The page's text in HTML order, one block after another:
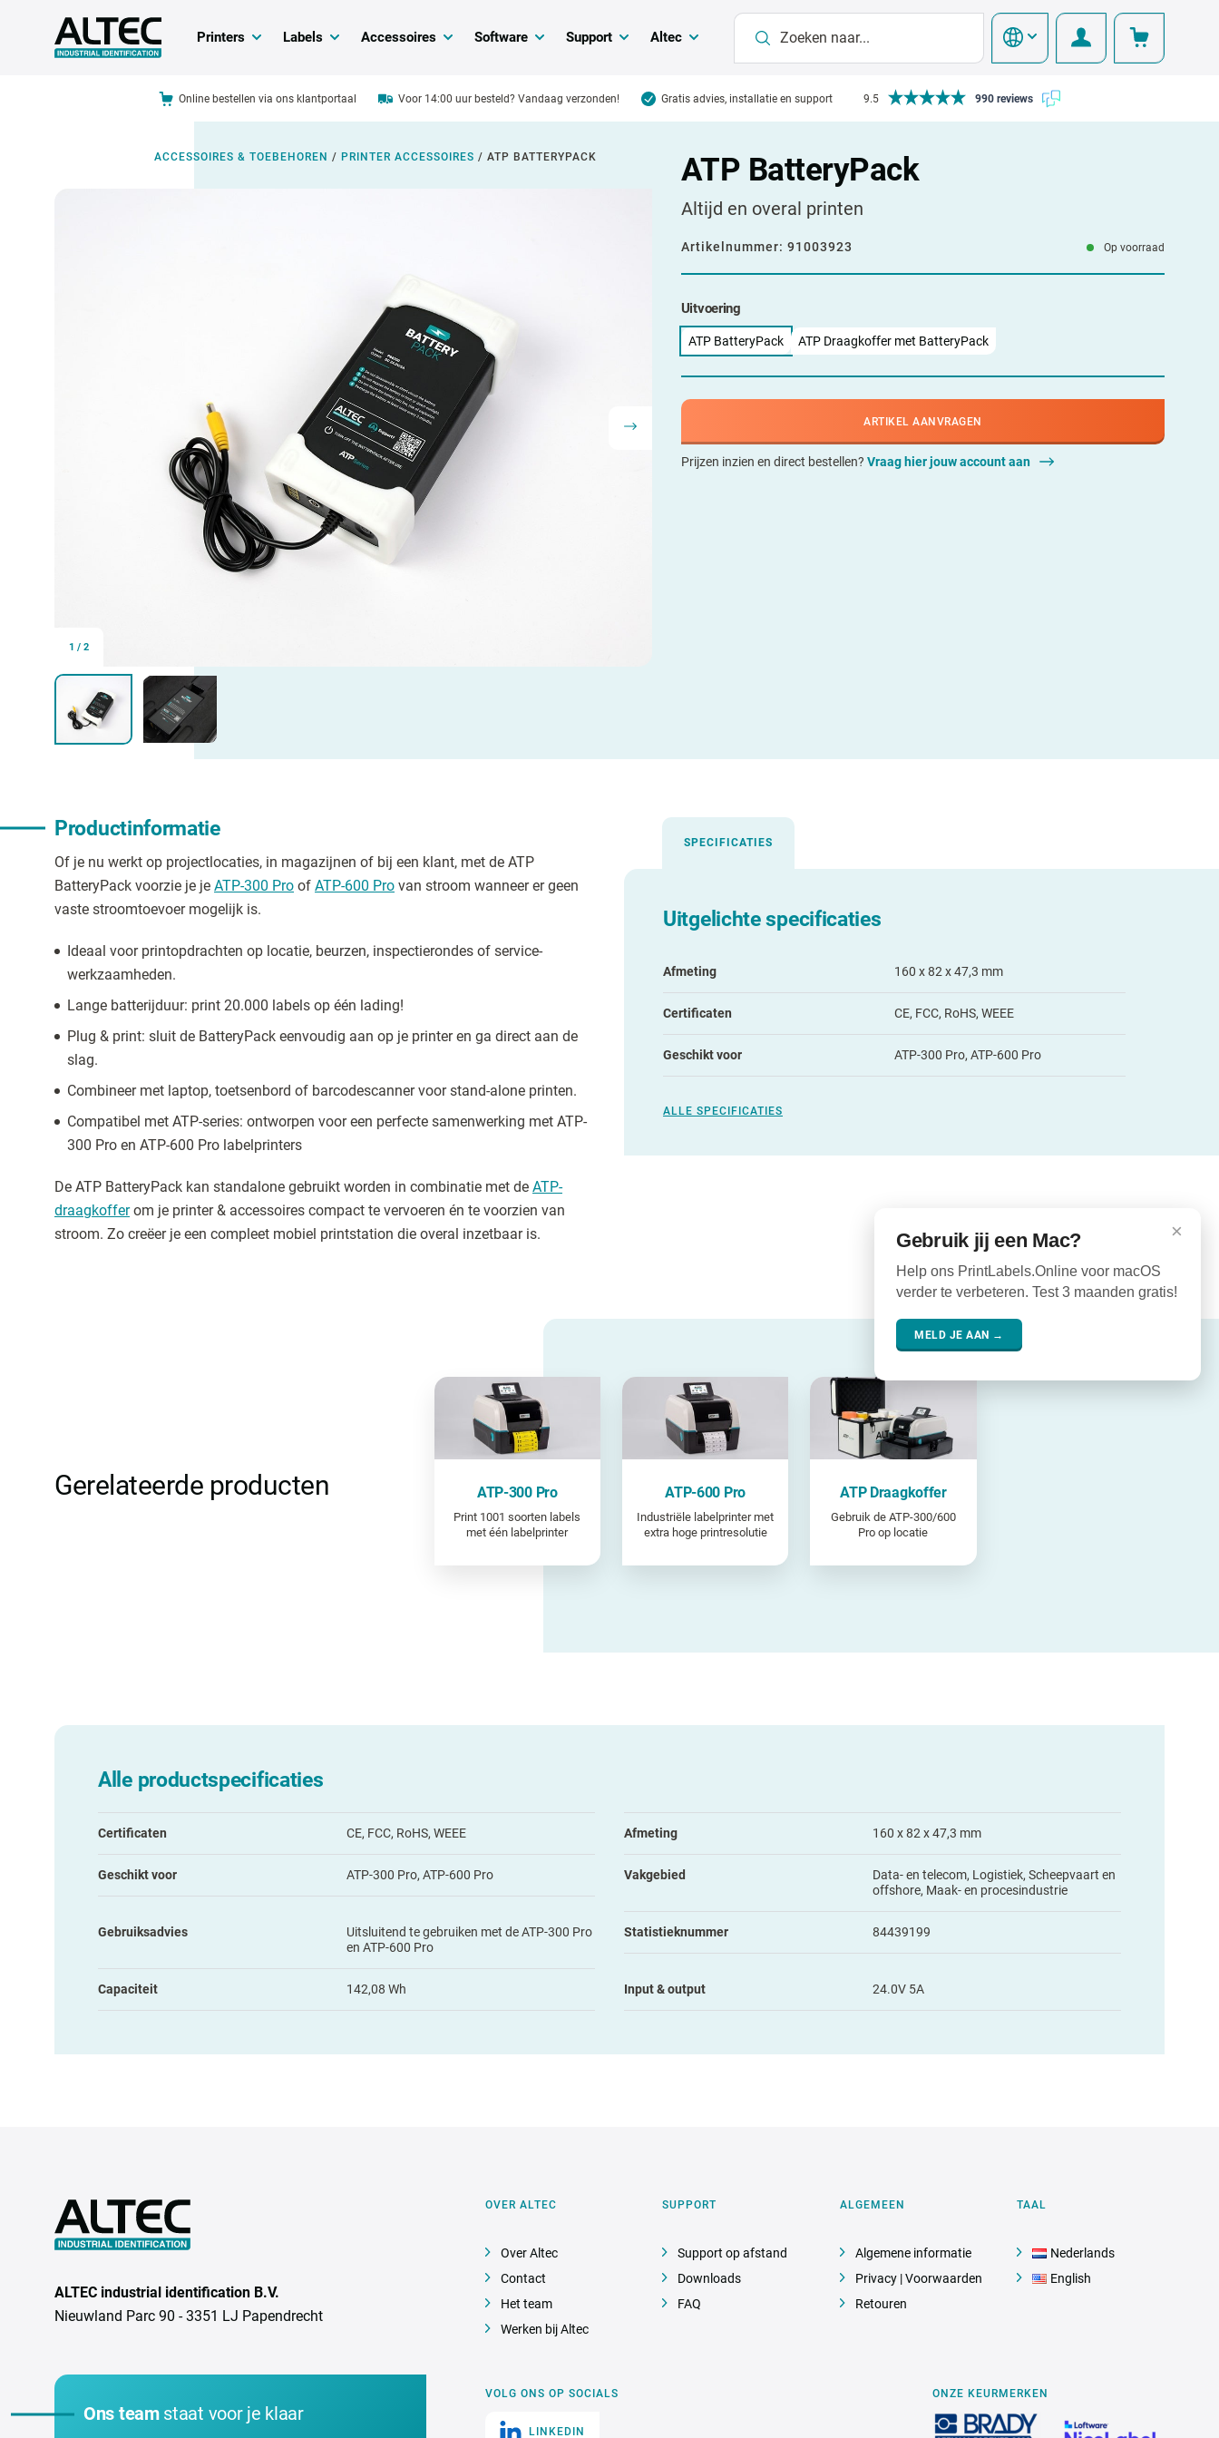
Printers Labels Accessoires Software Support Altec
Online bestellen via ons klantportaal Voor 14:00 uur besteld? Vandaag verzonden! Gratis advies, installatie en support 9.5 990 reviews
ACCESSOIRES & TOEBEHOREN / PRINTER ACCESSOIRES / ATP BATTERYPACK
1 / 2
ATP BatteryPack
Altijd en overal printen
Artikelnummer: 91003923 Op voorraad
Uitvoering
ATP BatteryPack ATP Draagkoffer met BatteryPack
ARTIKEL AANVRAGEN
Prijzen inzien en direct bestellen? Vraag hier jouw account aan
Productinformatie
Of je nu werkt op projectlocaties, in magazijnen of bij een klant, met de ATP
BatteryPack voorzie je je ATP-300 Pro of ATP-600 Pro van stroom wanneer er geen
vaste stroomtoevoer mogelijk is.
Ideaal voor printopdrachten op locatie, beurzen, inspectierondes of service-
werkzaamheden.
Lange batterijduur: print 20.000 labels op één lading!
Plug & print: sluit de BatteryPack eenvoudig aan op je printer en ga direct aan de
slag.
Combineer met laptop, toetsenbord of barcodescanner voor stand-alone printen.
Compatibel met ATP-series: ontworpen voor een perfecte samenwerking met ATP-
300 Pro en ATP-600 Pro labelprinters
De ATP BatteryPack kan standalone gebruikt worden in combinatie met de ATP-
draagkofferom je printer & accessoires compact te vervoeren én te voorzien van
stroom. Zo creëer je een compleet mobiel printstation die overal inzetbaar is.
SPECIFICATIES
Uitgelichte specificaties
Afmeting 160 x 82 x 47,3 mm
Certificaten CE, FCC, RoHS, WEEE
Geschikt voor ATP-300 Pro, ATP-600 Pro
ALLE SPECIFICATIES
Gerelateerde producten ATP-300 Pro
Print 1001 soorten labels
met één labelprinter
ATP-600 Pro
Industriële labelprinter met
extra hoge printresolutie
ATP Draagkoffer
Gebruik de ATP-300/600
Pro op locatie
Alle productspecificaties
Certificaten CE, FCC, RoHS, WEEE Afmeting 160 x 82 x 47,3 mm
Geschikt voor ATP-300 Pro, ATP-600 Pro Vakgebied
Data- en telecom, Logistiek, Scheepvaart en
offshore, Maak- en procesindustrie
Gebruiksadvies
Uitsluitend te gebruiken met de ATP-300 Pro
en ATP-600 Pro
Statistieknummer 84439199
Capaciteit 142,08 Wh Input & output 24.0V 5A
ALTEC industrial identification B.V.
Nieuwland Parc 90 - 3351 LJ Papendrecht
Ons teamstaat voor je klaar
OVER ALTEC
Over Altec
Contact
Het team
Werken bij Altec
SUPPORT
Support op afstand
Downloads
FAQ
ALGEMEEN
Algemene informatie
Privacy | Voorwaarden
Retouren
TAAL
Nederlands
English
VOLG ONS OP SOCIALS
LINKEDIN
ONZE KEURMERKEN
×
Gebruik jij een Mac?
Help ons PrintLabels.Online voor macOS
verder te verbeteren. Test 3 maanden gratis!
MELD JE AAN →